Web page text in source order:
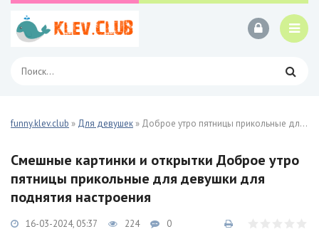
funny.klev.club » Для девушек » Доброе утро пятницы прикольные для девушки 27 фото
Смешные картинки и открытки Доброе утро
пятницы прикольные для девушки для
поднятия настроения
16-03-2024, 05:37 224 0